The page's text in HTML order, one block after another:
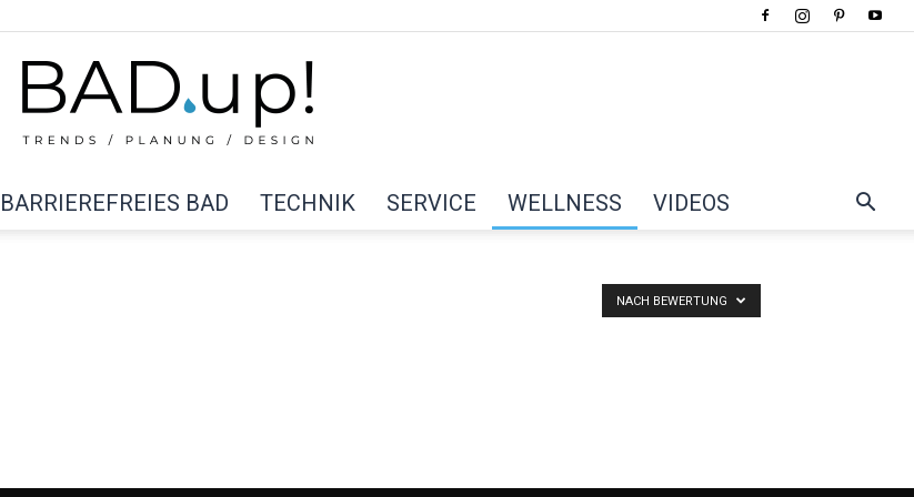
BARRIEREFREIES BAD TECHNIK SERVICE WELLNESS VIDEOS
NACH BEWERTUNG